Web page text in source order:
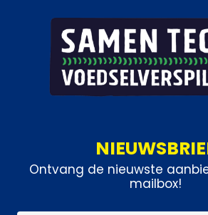
Ontvang de nieuwste
mailbox!